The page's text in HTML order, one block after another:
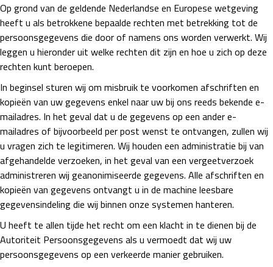
Op grond van de geldende Nederlandse en Europese wetgeving
heeft u als betrokkene bepaalde rechten met betrekking tot de
persoonsgegevens die door of namens ons worden verwerkt. Wij
leggen u hieronder uit welke rechten dit zijn en hoe u zich op deze
rechten kunt beroepen.
In beginsel sturen wij om misbruik te voorkomen afschriften en
kopieën van uw gegevens enkel naar uw bij ons reeds bekende e-
mailadres. In het geval dat u de gegevens op een ander e-
mailadres of bijvoorbeeld per post wenst te ontvangen, zullen wij
u vragen zich te legitimeren. Wij houden een administratie bij van
afgehandelde verzoeken, in het geval van een vergeetverzoek
administreren wij geanonimiseerde gegevens. Alle afschriften en
kopieën van gegevens ontvangt u in de machine leesbare
gegevensindeling die wij binnen onze systemen hanteren.
U heeft te allen tijde het recht om een klacht in te dienen bij de
Autoriteit Persoonsgegevens als u vermoedt dat wij uw
persoonsgegevens op een verkeerde manier gebruiken.